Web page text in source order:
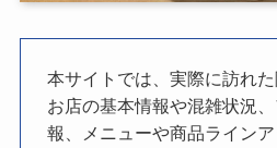
本サイトでは、実際に訪れた
お店の基本情報や混雑状況
報、メニューや商品ライン